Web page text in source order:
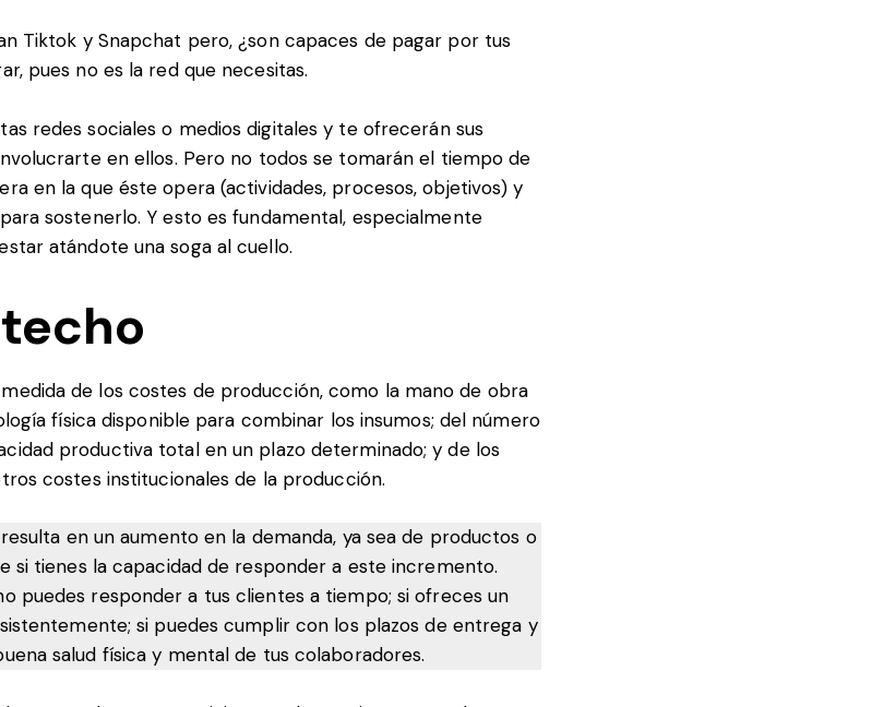
Tiktok y Snapchat pero, ¿son capaces de pagar por tus
pues no es la red que necesitas.
redes sociales o medios digitales y te ofrecerán sus
en ellos. Pero no todos se tomarán el tiempo de
en la que éste opera (actividades, procesos, objetivos) y
sostenerlo. Y esto es fundamental, especialmente
atándote una soga al cuello.
de los costes de producción, como la mano de obra
física disponible para combinar los insumos; del número
productiva total en un plazo determinado; y de los
costes institucionales de la producción.
en un aumento en la demanda, ya sea de productos o
si tienes la capacidad de responder a este incremento.
puedes responder a tus clientes a tiempo; si ofreces un
si puedes cumplir con los plazos de entrega y
salud física y mental de tus colaboradores.